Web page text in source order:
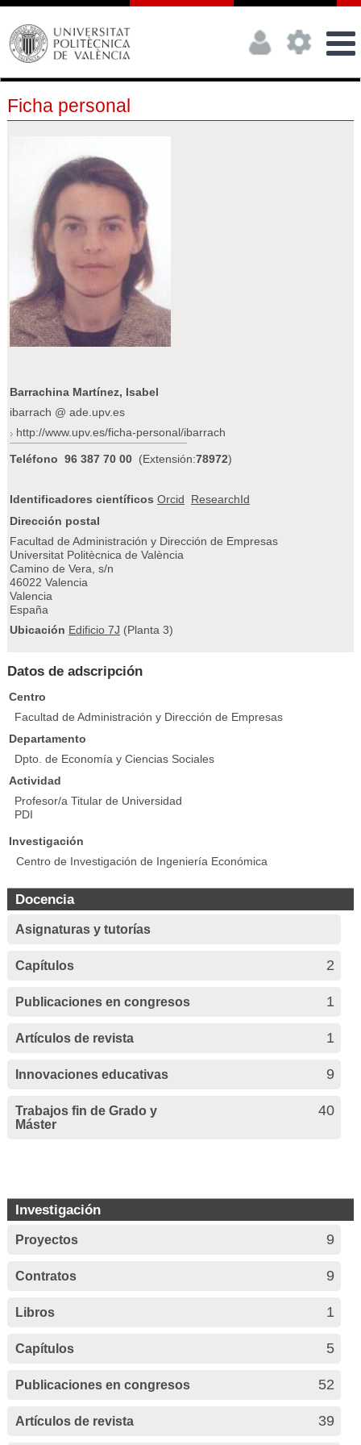
Ficha personal
Barrachina Martínez, Isabel
ibarrach @ ade.upv.es
http://www.upv.es/ficha-personal/ibarrach
Teléfono 96 387 70 00(Extensión:78972)
Identificadores científicos Orcid
ResearchId
Dirección postal
Facultad de Administración y Dirección de Empresas
Universitat Politècnica de València
Camino de Vera, s/n
46022 Valencia
Valencia
España
Ubicación Edificio 7J (Planta 3)
Datos de adscripción
Centro
Facultad de Administración y Dirección de Empresas
Departamento
Dpto. de Economía y Ciencias Sociales
Actividad
Profesor/a Titular de Universidad
PDI
Investigación
Centro de Investigación de Ingeniería Económica
Docencia
Asignaturas y tutorías
Capítulos 2
Publicaciones en congresos 1
Artículos de revista 1
Innovaciones educativas 9
Trabajos fin de Grado y
Máster
40
Investigación
Proyectos 9
Contratos 9
Libros 1
Capítulos 5
Publicaciones en congresos 52
Artículos de revista 39